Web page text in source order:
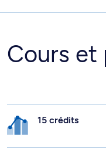
Cours et
15 crédits